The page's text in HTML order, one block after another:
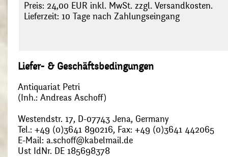
Preis: 24,00 EUR inkl. MwSt. zzgl. Versandkosten.
Lieferzeit: 10 Tage nach Zahlungseingang
Liefer- & Geschäftsbedingungen
Antiquariat Petri
(Inh.: Andreas Aschoff)
Westendstr. 17, D-07743 Jena, Germany
Tel.: +49 (0)3641 890216, Fax: +49 (0)3641 442065
E-Mail: a.schoff@kabelmail.de
Ust IdNr. DE 185698378